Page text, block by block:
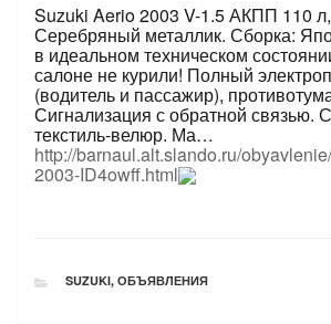
Suzuki Aerio 2003 V-1.5 АКПП 110
Серебряный металлик. Сборка:
в идеальном техническом
салоне не курили! Полный
(водитель и пассажир),
Сигнализация с обратной связью.
текстиль-велюр. Ма…
http://barnaul.alt.slando.ru/
2003-ID4owff.html
РУБРИКИ
SUZUKI, ОБЪЯВЛЕНИЯ